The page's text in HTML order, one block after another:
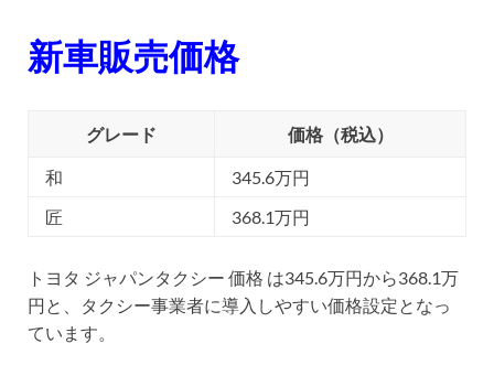
新車販売価格
グレード 価格（税込）
和
345.6万円
匠
368.1万円
トヨタ ジャパンタクシー 価格 は345.6万円から368.1万
円と、タクシー事業者に導入しやすい価格設定となっ
ています。